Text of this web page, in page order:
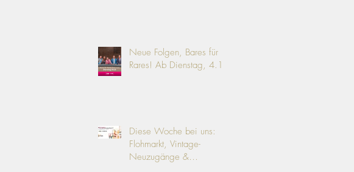
Neue Folgen, Bares für
Rares! Ab Dienstag, 4.11.
Diese Woche bei uns:
Flohmarkt, Vintage-
Neuzugänge &